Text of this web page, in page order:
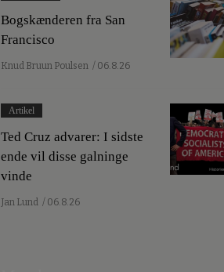
Bogskænderen fra San
Francisco
Knud Bruun Poulsen / 06.8.26
Artikel
Ted Cruz advarer: I sidste
ende vil disse galninge
vinde
Jan Lund / 06.8.26